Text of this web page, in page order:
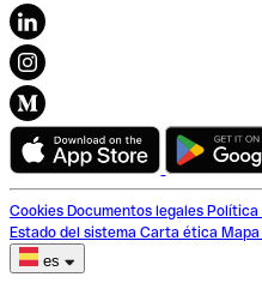
Cookies Documentos legales Política
Estado del sistema Carta ética
es